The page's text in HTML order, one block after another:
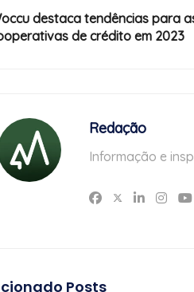
destaca tendências para
de crédito em 2023
Redação
Informação e
Posts